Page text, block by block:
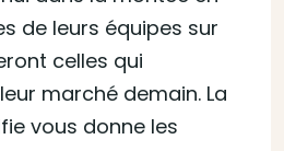
de leurs équipes sur
celles qui
marché demain. La
vous donne les